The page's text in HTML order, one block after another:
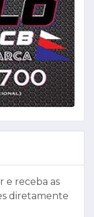
e receba as
diretamente